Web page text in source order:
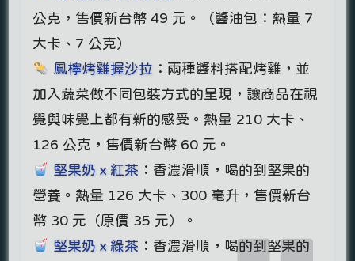
公克，售價新台幣 49 元。（醬油包：熱量 7
大卡、7 公克）
鳳檸烤雞握沙拉 ：兩種醬料搭配烤雞，並
加入蔬菜做不同包裝方式的呈現，讓商品在視
覺與味覺上都有新的感受。熱量 210 大卡、
126 公克，售價新台幣 60 元。
堅果奶ｘ紅茶 ：香濃滑順，喝的到堅果的
營養。熱量 126 大卡、300 毫升，售價新台
幣 30 元（原價 35 元）。
堅果奶ｘ綠茶 ：香濃滑順，喝的到堅果的